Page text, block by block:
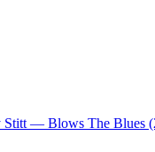
Stitt — Blows The Blues